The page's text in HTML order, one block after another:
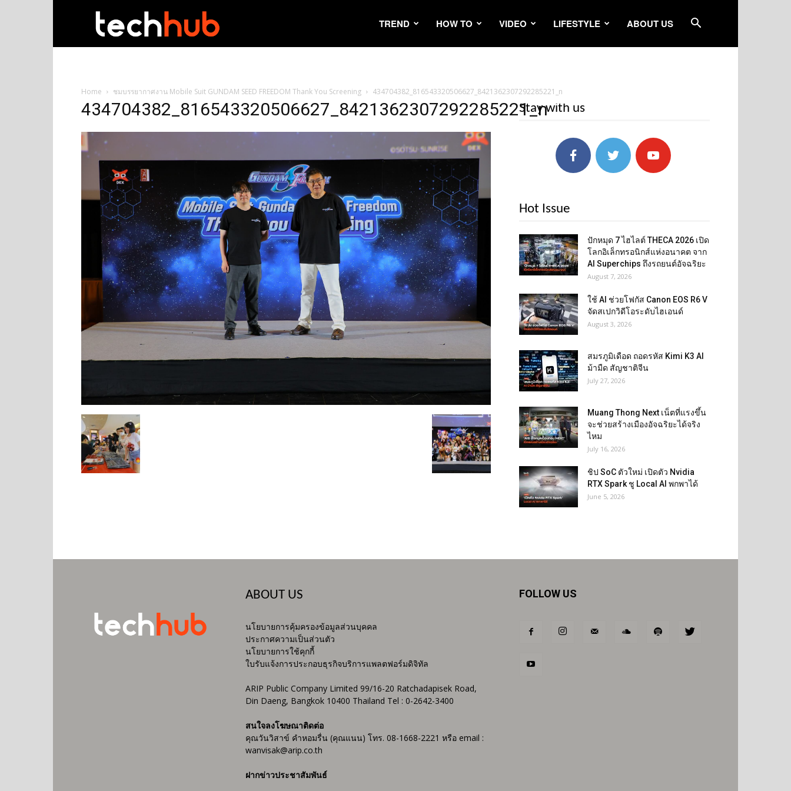
TREND HOW TO VIDEO LIFESTYLE ABOUT US
Home ชมบรรยากาศงาน Mobile Suit GUNDAM SEED FREEDOM Thank You Screening 434704382_816543320506627_8421362307292285221_n
434704382_816543320506627_8421362307292285221_nStay with us
Hot Issue
ปักหมุด 7 ไฮไลต์ THECA 2026 เปิด
โลกอิเล็กทรอนิกส์แห่งอนาคต จาก
AI Superchips ถึงรถยนต์อัจฉริยะ
August 7, 2026
ใช้ AI ช่วยโฟกัส Canon EOS R6 V
จัดสเปกวิดีโอระดับไฮเอนด์
August 3, 2026
สมรภูมิเดือด ถอดรหัส Kimi K3 AI
ม้ามืด สัญชาติจีน
July 27, 2026
Muang Thong Next เน็ตที่แรงขึ้น
จะช่วยสร้างเมืองอัจฉริยะได้จริง
ไหม
July 16, 2026
ชิป SoC ตัวใหม่ เปิดตัว Nvidia
RTX Spark ชู Local AI พกพาได้
June 5, 2026
ABOUT US
นโยบายการคุ้มครองข้อมูลส่วนบุคคล
ประกาศความเป็นส่วนตัว
นโยบายการใช้คุกกี้
ใบรับแจ้งการประกอบธุรกิจบริการแพลตฟอร์มดิจิทัล
ARIP Public Company Limited 99/16-20 Ratchadapisek Road,
Din Daeng, Bangkok 10400 Thailand Tel : 0-2642-3400
สนใจลงโฆษณาติดต่อ
คุณวันวิสาข์ คำหอมรื่น (คุณแนน) โทร. 08-1668-2221 หรือ email :
wanvisak@arip.co.th
ฝากข่าวประชาสัมพันธ์
FOLLOW US